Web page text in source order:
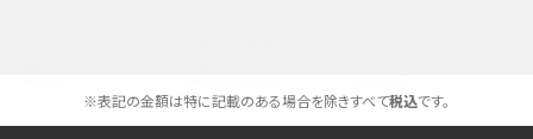
※表記の金額は特に記載のある場合を除きすべて税込です。